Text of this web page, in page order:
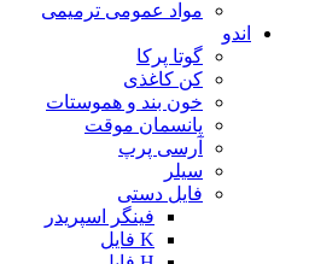
مواد عمومی ترمیمی
اندو
گوتا پرکا
کن کاغذی
خون بند و هموستات
پانسمان موقت
آرسی پرپ
سیلر
فایل دستی
فینگر اسپریدر
K فایل